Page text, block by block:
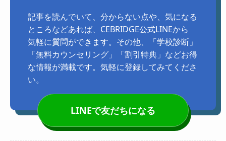
記事を読んでいて、分からない点や、気になる
ところなどあれば、CEBRIDGE公式LINEから
気軽に質問ができます。その他、「学校診断」
「無料カウンセリング」「割引特典」などお得
な情報が満載です。気軽に登録してみてくださ
い。
LINEで友だちになる